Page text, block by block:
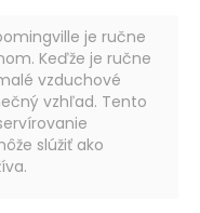
je ručne
Keďže je ručne
vzduchové
vzhľad. Tento
slúžiť ako